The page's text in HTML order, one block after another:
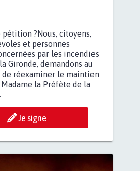
?Nous, citoyens,
et personnes
par les incendies
Gironde, demandons au
de réexaminer le maintien
la Préfète de la
Je signe